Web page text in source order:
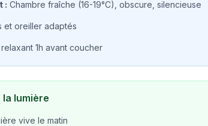
: Chambre fraîche (16-19°C), obscure, silencieuse
et oreiller adaptés
1h avant coucher
lumière
vive le matin